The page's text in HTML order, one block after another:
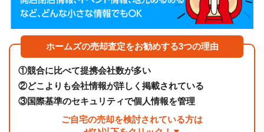
ホームズの売却査定をお勧めする3つの理由
①競合に比べて提携会社数が多い
②どこよりも会社情報が詳しく掲載されている
③国際基準のセキュリティで個人情報を管理
ご自宅の売却を検討されている方は